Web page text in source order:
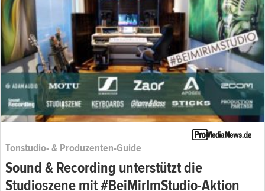
Tonstudio- & Produzenten-Guide
Sound & Recording unterstützt die
Studioszene mit #BeiMirImStudio-Aktion